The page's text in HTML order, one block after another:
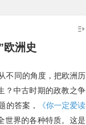
欧洲史
不同的角度，把欧洲历
？中古时期的政教之争
的答案，
《你一定爱读
世界的各种特质。这是